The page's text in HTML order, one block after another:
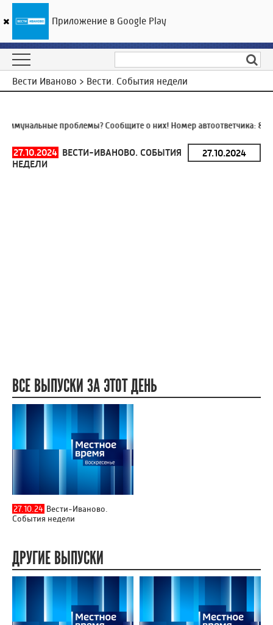
ГТРК «Ивтелерадио»
Вести Иваново > Вести. События недели
проблемы? Сообщите о них! Номер автоответчика:8
27.10.2024 ВЕСТИ-ИВАНОВО. СОБЫТИЯ
НЕДЕЛИ
ВСЕ ВЫПУСКИ ЗА ЭТОТ ДЕНЬ
27.10.24 Вести-Иваново.
События недели
ДРУГИЕ ВЫПУСКИ
Приложение в Google Play